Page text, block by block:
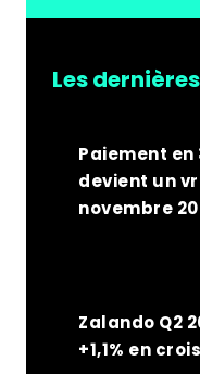
Les
Paiement en
devient un
novembre
Zalando Q2
+1,1% en